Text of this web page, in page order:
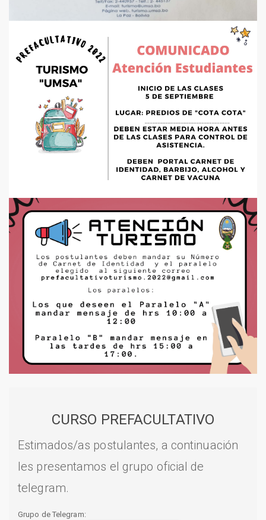
CURSO PREFACULTATIVO
Estimados/as postulantes, a continuación
les presentamos el grupo oficial de
telegram.
Grupo de Telegram: